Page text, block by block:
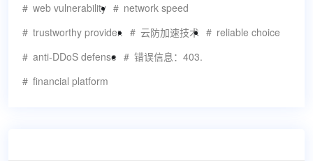
web vulnerability
network speed
trustworthy provider.
云防加速技术
reliable choice
anti-DDoS defense
错误信息：403.
financial platform